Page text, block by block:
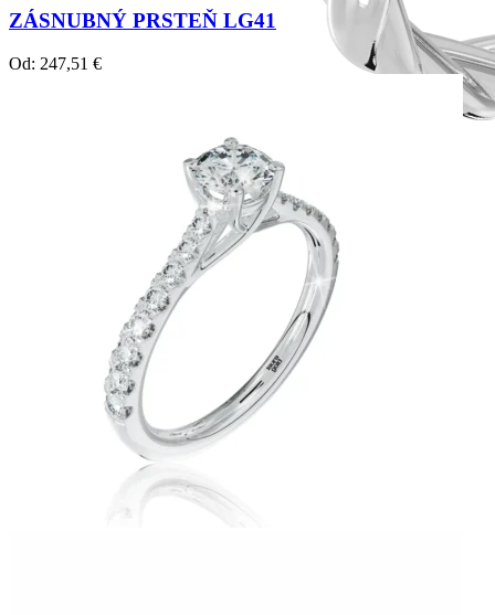
Twist Elegance
Zásnubné prstne z kolekcie Twist Elegance.
ZÁSNUBNÝ PRSTEŇ LG41
Od: 247,51 €